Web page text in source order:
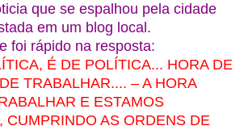
que se espalhou pela cidade
em um blog local.
foi rápido na resposta:
É DE POLÍTICA... HORA DE
TRABALHAR.... – A HORA
E ESTAMOS
CUMPRINDO AS ORDENS DE